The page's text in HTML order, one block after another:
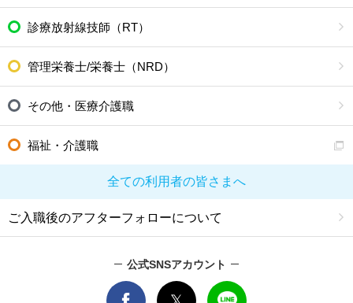
診療放射線技師（RT）
管理栄養士/栄養士（NRD）
その他・医療介護職
福祉・介護職
全ての利用者の皆さまへ
ご入職後のアフターフォローについて
公式SNSアカウント